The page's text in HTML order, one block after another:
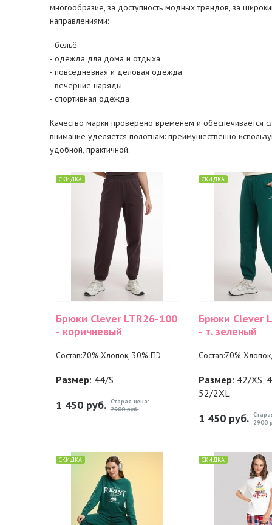
многообразие, за доступность модных трендов, за
направлениями:
- бельё
- одежда для дома и отдыха
- повседневная и деловая одежда
- вечерние наряды
- спортивная одежда
Качество марки проверено временем и обеспечивается
внимание уделяется полотнам: преимущественно
удобной, практичной.
СКИДКА
Брюки Clever LTR26-100
- коричневый
Состав:70% Хлопок, 30% ПЭ
Размер: 44/S
1 450руб. Старая цена:
2900 руб.
СКИДКА
Брюки Clever
- т. зеленый
Состав:70%
Размер: 42/XS,
52/2XL
1 450руб. 2900
СКИДКА СКИДКА